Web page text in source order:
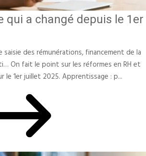
qui a changé depuis le 1er
des rémunérations, financement de la
On fait le point sur les réformes en RH et
le 1er juillet 2025. Apprentissage : p...